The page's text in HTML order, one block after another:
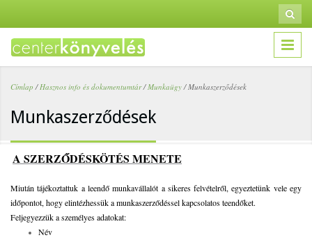
Jelenlegi hely
Címlap / Hasznos info és dokumentumtár / Munkaügy /Munkaszerződések
Munkaszerződések
A SZERZŐDÉSKÖTÉS MENETE
Miután tájékoztattuk a leendő munkavállalót a sikeres felvételről, egyeztetünk vele egy
időpontot, hogy elintézhessük a munkaszerződéssel kapcsolatos teendőket.
Feljegyezzük a személyes adatokat:
Név